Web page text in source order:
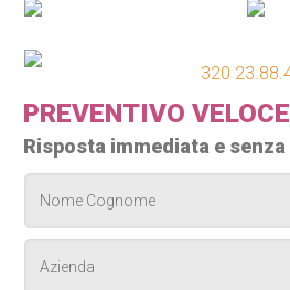
320
PREVENTIVO VELOCE
Risposta immediata e